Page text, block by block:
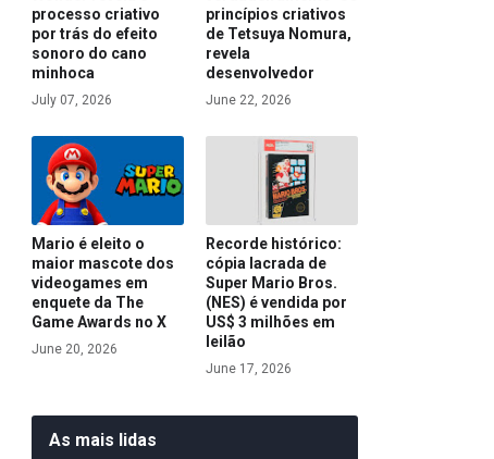
processo criativo
por trás do efeito
sonoro do cano
minhoca
July 07, 2026
princípios criativos
de Tetsuya Nomura,
revela
desenvolvedor
June 22, 2026
Mario é eleito o
maior mascote dos
videogames em
enquete da The
Game Awards no X
June 20, 2026
Recorde histórico:
cópia lacrada de
Super Mario Bros.
(NES) é vendida por
US$ 3 milhões em
leilão
June 17, 2026
As mais lidas